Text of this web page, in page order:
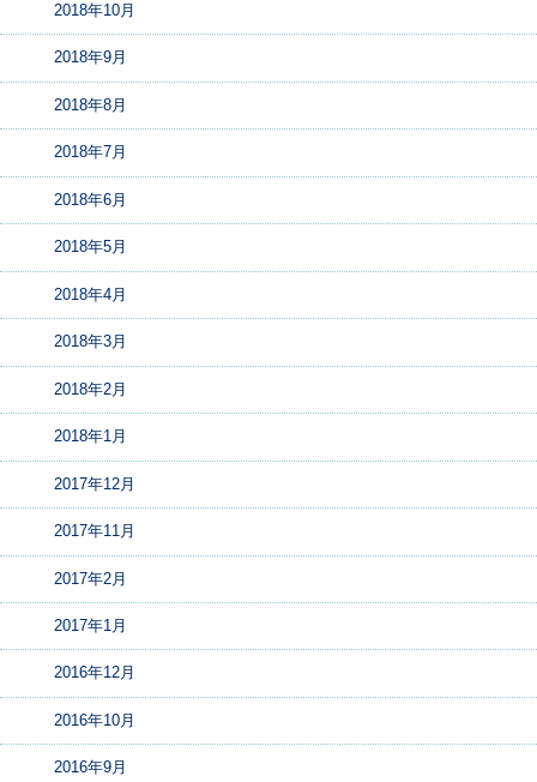
2018年10月
2018年9月
2018年8月
2018年7月
2018年6月
2018年5月
2018年4月
2018年3月
2018年2月
2018年1月
2017年12月
2017年11月
2017年2月
2017年1月
2016年12月
2016年10月
2016年9月